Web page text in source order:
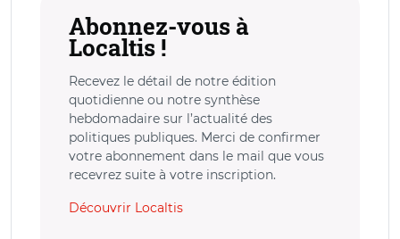
Abonnez-vous à
Localtis !
Recevez le détail de notre édition
quotidienne ou notre synthèse
hebdomadaire sur l’actualité des
politiques publiques. Merci de confirmer
votre abonnement dans le mail que vous
recevrez suite à votre inscription.
Découvrir Localtis